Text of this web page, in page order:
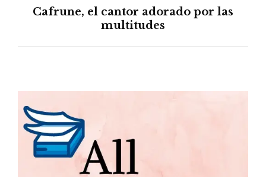
Cafrune, el cantor adorado por las
multitudes